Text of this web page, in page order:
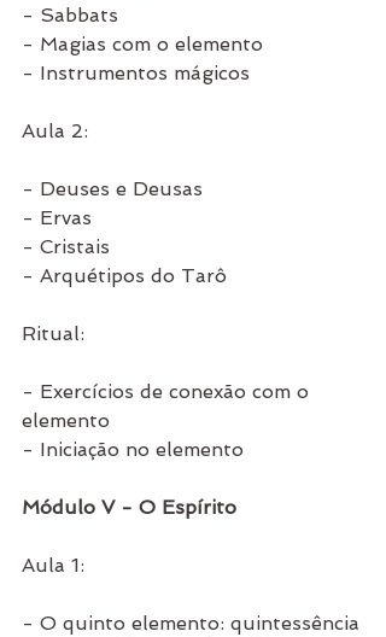
- Sabbats
- Magias com o elemento
- Instrumentos mágicos
Aula 2:
- Deuses e Deusas
- Ervas
- Cristais
- Arquétipos do Tarô
Ritual:
- Exercícios de conexão com o
elemento
- Iniciação no elemento
Módulo V - O Espírito
Aula 1:
- O quinto elemento: quintessência